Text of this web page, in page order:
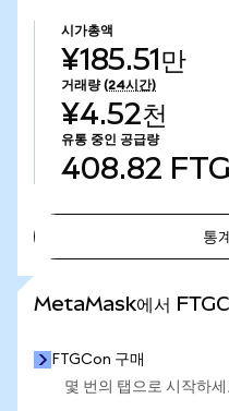
시가총액
¥185.51만
거래량 (24시간)
¥4.52천
유통 중인 공급량
408.82
통
MetaMask에서
FTGCon 구매
몇 번의 탭으로 시작하세